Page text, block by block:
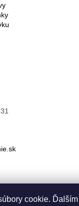
cookie.